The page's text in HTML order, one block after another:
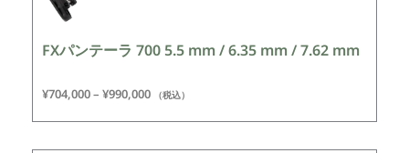
FXパンテーラ 700 5.5 mm / 6.35 mm / 7.62 mm
¥704,000– ¥990,000 （税込）